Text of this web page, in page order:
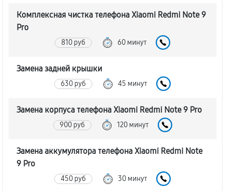
Комплексная чистка телефона Xiaomi Redmi Note 9
Pro
810 руб 60 минут
Замена задней крышки
630 руб 45 минут
Замена корпуса телефона Xiaomi Redmi Note 9 Pro
900 руб 120 минут
Замена аккумулятора телефона Xiaomi Redmi Note
9 Pro
450 руб 30 минут